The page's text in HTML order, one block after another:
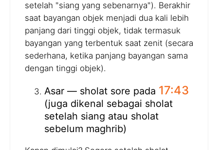
setelah "siang yang sebenarnya"). Berakhir
saat bayangan objek menjadi dua kali lebih
panjang dari tinggi objek, tidak termasuk
bayangan yang terbentuk saat zenit (secara
sederhana, ketika panjang bayangan sama
dengan tinggi objek).
Asar — sholat sore pada 17:43
(juga dikenal sebagai sholat
setelah siang atau sholat
sebelum maghrib)